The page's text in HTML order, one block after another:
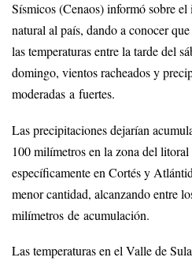
Sísmicos (Cenaos) informó sobre el
natural al país, dando a conocer
las temperaturas entre la tarde del
domingo, vientos racheados y
moderadas a fuertes.
Las precipitaciones dejarían
100 milímetros en la zona del
específicamente en Cortés y
menor cantidad, alcanzando entre
milímetros de acumulación.
Las temperaturas en el Valle de